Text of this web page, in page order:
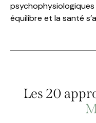
équilibre et la santé
Les 20